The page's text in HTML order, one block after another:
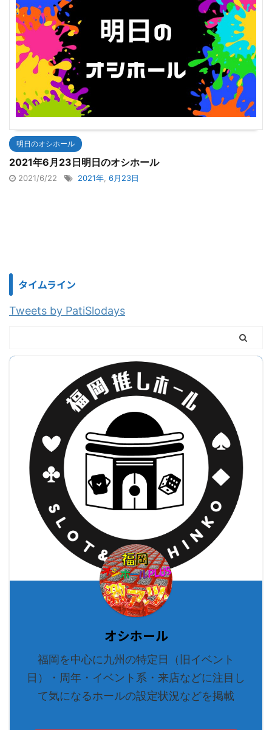
明日のオシホール
2021年6月23日明日のオシホール
2021/6/22 2021年 6月23日
タイムライン
Tweets by PatiSlodays
オシホール
福岡を中心に九州の特定日（旧イベント
日）・周年・イベント系・来店などに注目し
て気になるホールの設定状況などを掲載